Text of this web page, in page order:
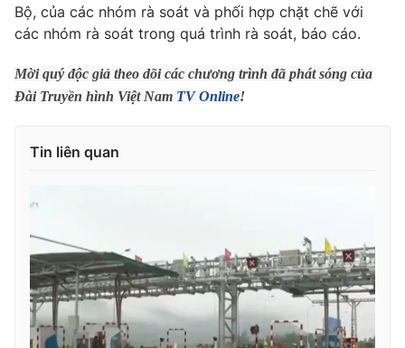
Video Shorts video
VTV Money VTV Thể thao
VTV4 Vươn mình bằng AI
VTV9 VTV8
Liên hệ tòa soạn English
Bộ, của các nhóm rà soát và phối hợp chặt chẽ với
các nhóm rà soát trong quá trình rà soát, báo cáo.
Mời quý độc giả theo dõi các chương trình đã phát sóng của
Đài Truyền hình Việt Nam TV Online!
Tin liên quan